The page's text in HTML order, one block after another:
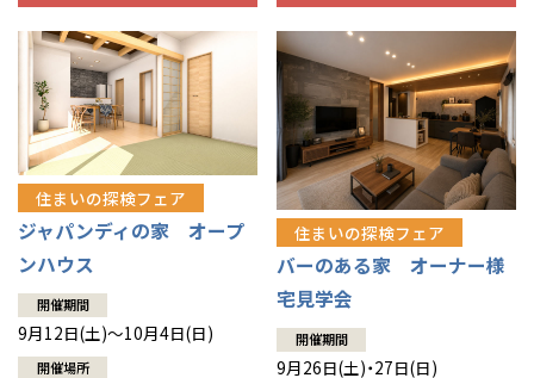
住まいの探検フェア
ジャパンディの家 オープ
ンハウス
開催期間
9月12日(土)～10月4日(日)
開催場所
住まいの探検フェア
バーのある家 オーナー様
宅見学会
開催期間
9月26日(土)・27日(日)